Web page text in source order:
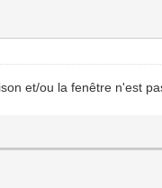
et/ou la fenêtre n'est